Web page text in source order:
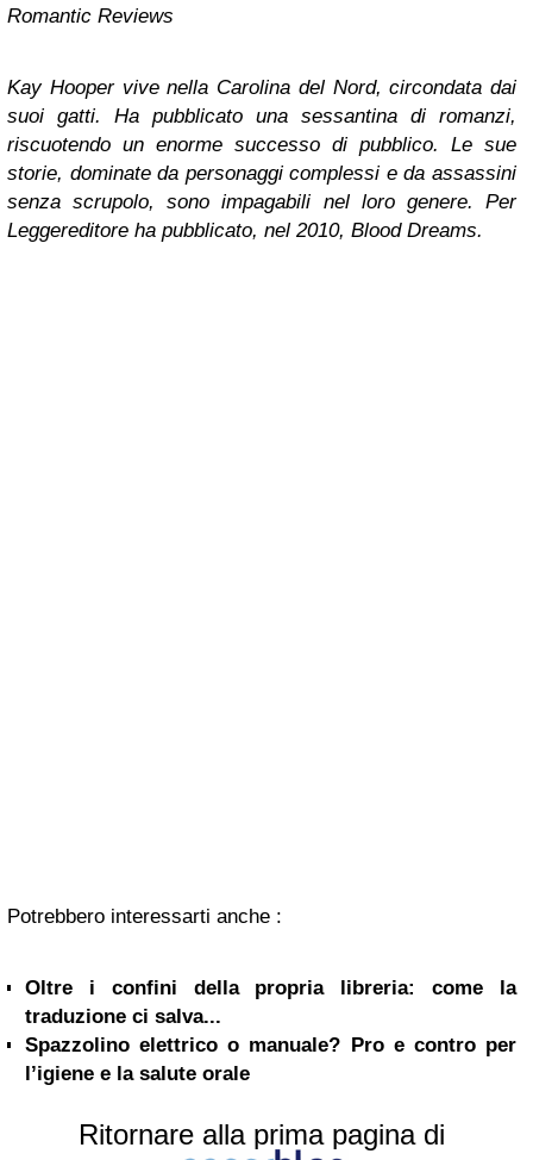
Romantic Reviews
Kay Hooper vive nella Carolina del Nord, circondata dai
suoi gatti. Ha pubblicato una sessantina di romanzi,
riscuotendo un enorme successo di pubblico. Le sue
storie, dominate da personaggi complessi e da assassini
senza scrupolo, sono impagabili nel loro genere. Per
Leggereditore ha pubblicato, nel 2010, Blood Dreams.
Potrebbero interessarti anche :
Oltre i confini della propria libreria: come la
traduzione ci salva...
Spazzolino elettrico o manuale? Pro e contro per
l’igiene e la salute orale
Ritornare alla prima pagina di